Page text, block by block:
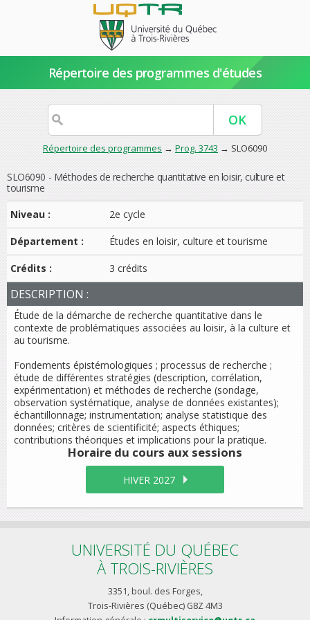
Répertoire des programmes d'études
Répertoire des programmes → Prog. 3743 → SLO6090
SLO6090 - Méthodes de recherche quantitative en loisir, culture et
tourisme
Niveau :
2e cycle
Département : Études en loisir, culture et tourisme
Crédits : 3 crédits
DESCRIPTION :
Étude de la démarche de recherche quantitative dans le
contexte de problématiques associées au loisir, à la culture et
au tourisme.
Fondements épistémologiques ; processus de recherche ;
étude de différentes stratégies (description, corrélation,
expérimentation) et méthodes de recherche (sondage,
observation systématique, analyse de données existantes);
échantillonnage; instrumentation; analyse statistique des
données; critères de scientificité; aspects éthiques;
contributions théoriques et implications pour la pratique.
Horaire du cours aux sessions
HIVER 2027
UNIVERSITÉ DU QUÉBEC
À TROIS-RIVIÈRES
3351, boul. des Forges,
Trois-Rivières (Québec) G8Z 4M3